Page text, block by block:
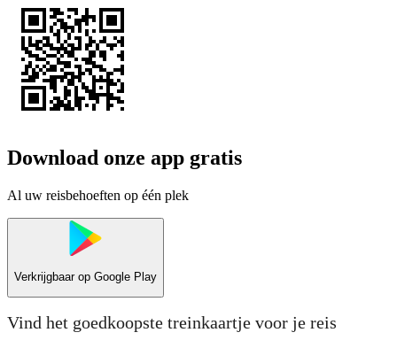
Download onze app gratis
Al uw reisbehoeften op één plek
Verkrijgbaar op Google Play
Vind het goedkoopste treinkaartje voor je reis